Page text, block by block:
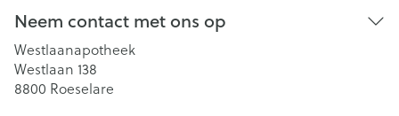
Neem contact met ons op
Westlaanapotheek
Westlaan 138
8800 Roeselare